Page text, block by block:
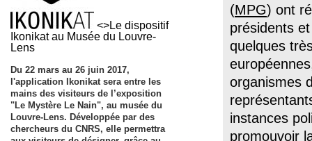
<>Le dispositif
Ikonikat au Musée du Louvre-
Lens
Du 22 mars au 26 juin 2017,
l'application Ikonikat sera entre les
mains des visiteurs de l’exposition
"Le Mystère Le Nain", au musée du
Louvre-Lens. Développée par des
chercheurs du CNRS, elle permettra
(MPG) ont
présidents
quelques
organismes
instances
promouvoir